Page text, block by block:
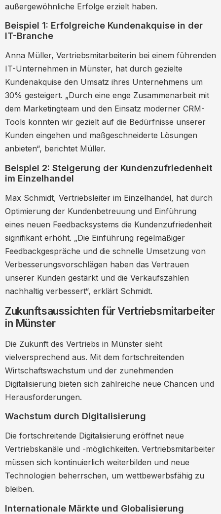
außergewöhnliche Erfolge erzielt haben.
Beispiel 1: Erfolgreiche Kundenakquise in der
IT-Branche
Anna Müller, Vertriebsmitarbeiterin bei einem führenden
IT-Unternehmen in Münster, hat durch gezielte
Kundenakquise den Umsatz ihres Unternehmens um
30% gesteigert. „Durch eine enge Zusammenarbeit mit
dem Marketingteam und den Einsatz moderner CRM-
Tools konnten wir gezielt auf die Bedürfnisse unserer
Kunden eingehen und maßgeschneiderte Lösungen
anbieten“, berichtet Müller.
Beispiel 2: Steigerung der Kundenzufriedenheit
im Einzelhandel
Max Schmidt, Vertriebsleiter im Einzelhandel, hat durch
Optimierung der Kundenbetreuung und Einführung
eines neuen Feedbacksystems die Kundenzufriedenheit
signifikant erhöht. „Die Einführung regelmäßiger
Feedbackgespräche und die schnelle Umsetzung von
Verbesserungsvorschlägen haben das Vertrauen
unserer Kunden gestärkt und die Verkaufszahlen
nachhaltig verbessert“, erklärt Schmidt.
Zukunftsaussichten für Vertriebsmitarbeiter
in Münster
Die Zukunft des Vertriebs in Münster sieht
vielversprechend aus. Mit dem fortschreitenden
Wirtschaftswachstum und der zunehmenden
Digitalisierung bieten sich zahlreiche neue Chancen und
Herausforderungen.
Wachstum durch Digitalisierung
Die fortschreitende Digitalisierung eröffnet neue
Vertriebskanäle und -möglichkeiten. Vertriebsmitarbeiter
müssen sich kontinuierlich weiterbilden und neue
Technologien beherrschen, um wettbewerbsfähig zu
bleiben.
Internationale Märkte und Globalisierung